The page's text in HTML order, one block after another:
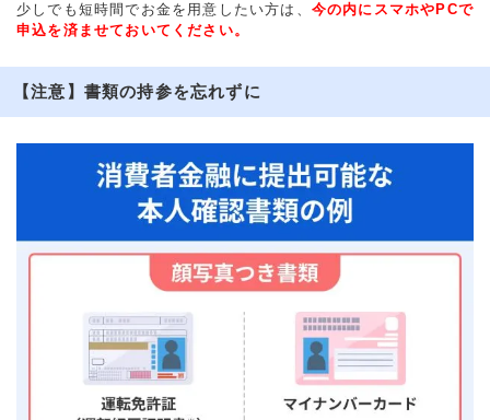
少しでも短時間でお金を用意したい方は、 今の内にスマホやPCで
申込を済ませておいてください。
【注意】書類の持参を忘れずに